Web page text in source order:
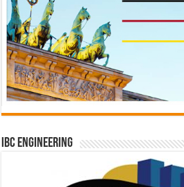
IBC Engineering